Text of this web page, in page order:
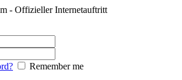
- Offizieller Internetauftritt
Remember me